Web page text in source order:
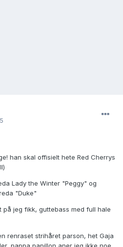
han skal offisielt hete Red Cherrys
Lady the Winter "Peggy" og
"Duke"
på jeg fikk, guttebass med full hale
renraset strihåret parson, het Gaja